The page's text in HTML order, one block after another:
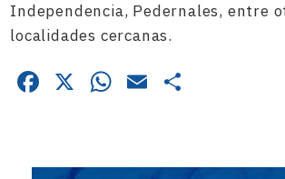
Independencia, Pedernales, entre
localidades cercanas.
Facebook
X WhatsApp
Email